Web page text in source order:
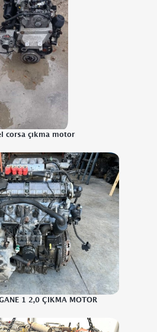
corsa çıkma motor
1 2,0 ÇIKMA MOTOR